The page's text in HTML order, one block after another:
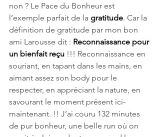
non ? Le Pace du Bonheur est
l’exemple parfait de la gratitude. Car la
définition de gratitude par mon bon
ami Larousse dit : Reconnaissance pour
un bienfait reçu !!! Reconnaissance en
souriant, en tapant dans les mains, en
aimant assez son body pour le
respecter, en appréciant la nature, en
savourant le moment présent ici-
maintenant. !! J’ai couru 132 minutes
de pur bonheur, une belle run où on